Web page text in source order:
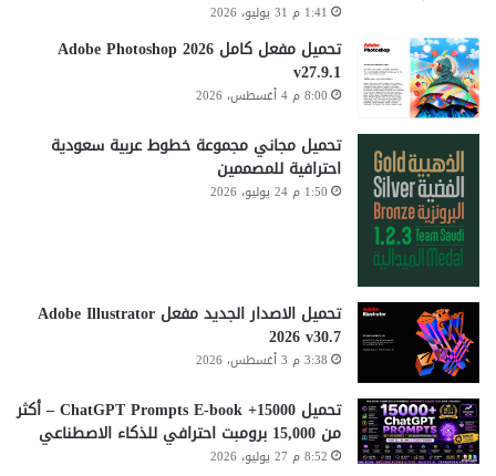
1:41 م 31 يوليو، 2026
تحميل مفعل كامل Adobe Photoshop 2026
v27.9.1
8:00 م 4 أغسطس، 2026
تحميل مجاني مجموعة خطوط عربية سعودية
احترافية للمصممين
1:50 م 24 يوليو، 2026
تحميل الاصدار الجديد مفعل Adobe Illustrator
2026 v30.7
3:38 م 3 أغسطس، 2026
تحميل 15000+ ChatGPT Prompts E-book – أكثر
من 15,000 برومبت احترافي للذكاء الاصطناعي
8:52 م 27 يوليو، 2026